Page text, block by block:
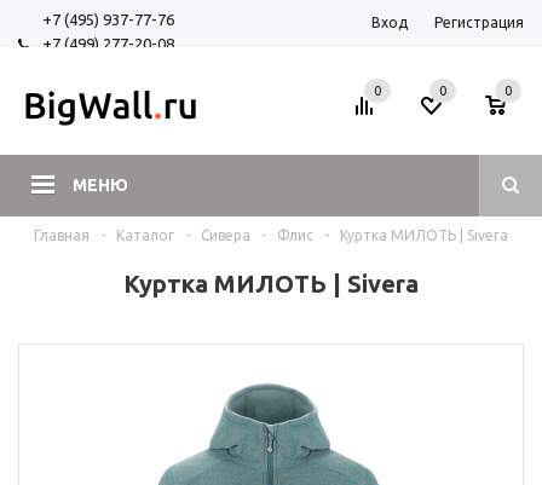
+7 (495) 937-77-76
+7 (499) 277-20-08
Вход Регистрация
МЕНЮ
0 0
0
Главная - Каталог - Сивера - Флис - Куртка МИЛОТЬ | Sivera
Куртка МИЛОТЬ | Sivera